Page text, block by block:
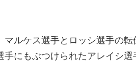
ー
マルケス選手とロッシ選手の
にもぶつけられたアレイシ選